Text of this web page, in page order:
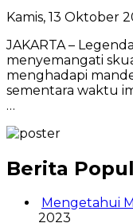
Kamis, 13 Oktober
JAKARTA –
menyemangati
menghadapi
sementara waktu
…
Berita
Mengetahui
2023